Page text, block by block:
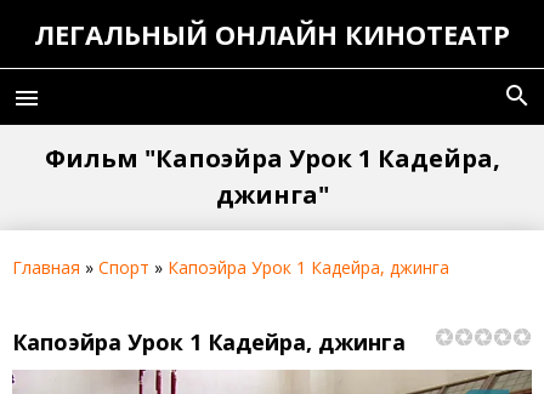
ЛЕГАЛЬНЫЙ ОНЛАЙН КИНОТЕАТР
menu search
Фильм "Капоэйра Урок 1 Кадейра,
джинга"
Главная » Спорт » Капоэйра Урок 1 Кадейра, джинга
Капоэйра Урок 1 Кадейра, джинга